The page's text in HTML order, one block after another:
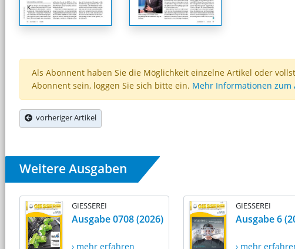
Als Abonnent haben Sie die Möglichkeit einzelne Artikel oder
Abonnent sein, loggen Sie sich bitte ein. Mehr Informationen zum
vorheriger Artikel
Weitere Ausgaben
GIESSEREI
Ausgabe 0708 (2026)
› mehr erfahren
GIESSEREI
Ausgabe 6
› mehr